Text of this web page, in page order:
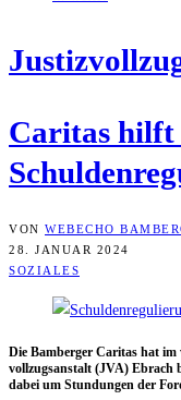
Cari­tas hilft
VON WEBECHO
28. JANUAR 2024
SOZIALES
Die Bam­ber­ger Cari­tas hat
voll­zugs­an­stalt (JVA) Ebrach
dabei um Stun­dun­gen der